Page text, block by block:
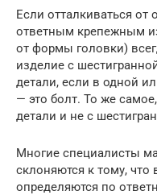
Если отталкиваться от
ответным крепежным
от формы головки)
изделие с
детали, если в одной
— это болт. То же
детали и не с
Многие специалисты
склоняются к тому, что
определяются по